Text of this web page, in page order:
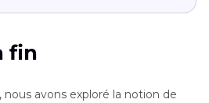
fin
avons exploré la notion de